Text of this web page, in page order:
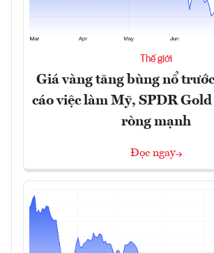
Thế giới
Giá vàng tăng bùng nổ
cáo việc làm Mỹ, SPDR
ròng mạnh
Đọc ngay